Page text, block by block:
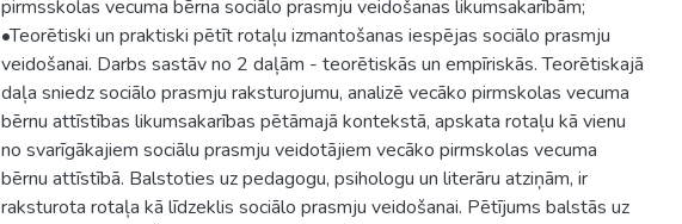
pirmsskolas vecuma bērna sociālo prasmju veidošanas likumsakarībām;
•Teorētiski un praktiski pētīt rotaļu izmantošanas iespējas sociālo prasmju
veidošanai. Darbs sastāv no 2 daļām - teorētiskās un empīriskās. Teorētiskajā
daļa sniedz sociālo prasmju raksturojumu, analizē vecāko pirmskolas vecuma
bērnu attīstības likumsakarības pētāmajā kontekstā, apskata rotaļu kā vienu
no svarīgākajiem sociālu prasmju veidotājiem vecāko pirmskolas vecuma
bērnu attīstībā. Balstoties uz pedagogu, psihologu un literāru atziņām, ir
raksturota rotaļa kā līdzeklis sociālo prasmju veidošanai. Pētījums balstās uz